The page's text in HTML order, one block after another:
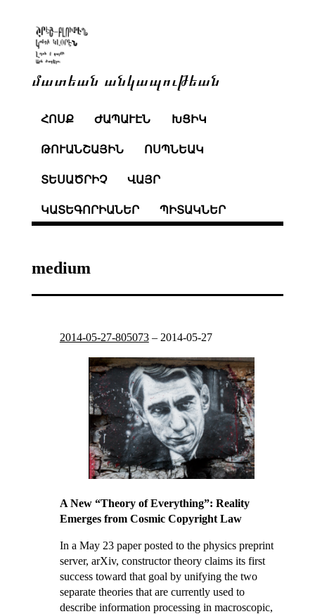
մատեան անկապութեան
ՀՈՍՔ ԺԱՊԱՒԷՆ ԽՑԻԿ
ԹՈՒԱՆՇԱՅԻՆ ՈՍՊՆԵԱԿ
ՏԵՍԱԾՐԻՉ ՎԱՅՐ
ԿԱՏԵԳՈՐԻԱՆԵՐ ՊԻՏԱԿՆԵՐ
medium
2014-05-27-805073– 2014-05-27
A New “Theory of Everything”: Reality
Emerges from Cosmic Copyright Law
In a May 23 paper posted to the physics preprint
server, arXiv, constructor theory claims its first
success toward that goal by unifying the two
separate theories that are currently used to
describe information processing in macroscopic,